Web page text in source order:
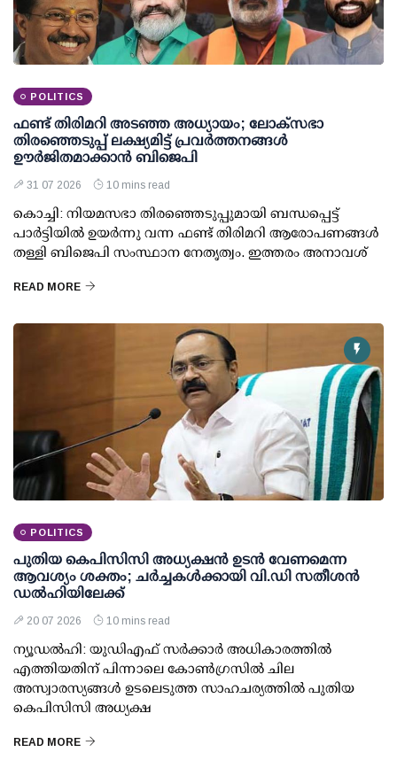
POLITICS
ഫണ്ട് തിരിമറി അടഞ്ഞ അധ്യായം; ലോക്സഭാ
തിരഞ്ഞെടുപ്പ് ലക്ഷ്യമിട്ട് പ്രവര്‍ത്തനങ്ങള്‍
ഊര്‍ജിതമാക്കാന്‍ ബിജെപി
31 07 2026 10 mins read
കൊച്ചി: നിയമസഭാ തിരഞ്ഞെടുപ്പുമായി ബന്ധപ്പെട്ട്
പാര്‍ട്ടിയില്‍ ഉയര്‍ന്നു വന്ന ഫണ്ട് തിരിമറി ആരോപണങ്ങള്‍
തള്ളി ബിജെപി സംസ്ഥാന നേതൃത്വം. ഇത്തരം അനാവശ്
READ MORE
POLITICS
പുതിയ കെപിസിസി അധ്യക്ഷന്‍ ഉടന്‍ വേണമെന്ന
ആവശ്യം ശക്തം; ചര്‍ച്ചകള്‍ക്കായി വി.ഡി സതീശന്‍
ഡല്‍ഹിയിലേക്ക്
20 07 2026 10 mins read
ന്യൂഡല്‍ഹി: യുഡിഎഫ് സര്‍ക്കാര്‍ അധികാരത്തില്‍
എത്തിയതിന് പിന്നാലെ കോണ്‍ഗ്രസില്‍ ചില
അസ്വാരസ്യങ്ങള്‍ ഉടലെടുത്ത സാഹചര്യത്തില്‍ പുതിയ
കെപിസിസി അധ്യക്ഷ
READ MORE